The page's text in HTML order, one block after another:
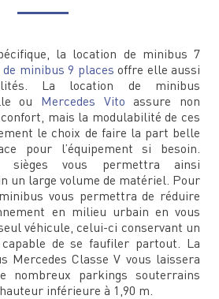
la location de minibus 7
minibus 9 places offre elle aussi
La location de minibus
ou Mercedes Vito assure non
mais la modulabilité de ces
le choix de faire la part belle
pour l’équipement si besoin.
sièges vous permettra ainsi
un large volume de matériel. Pour
vous permettra de réduire
en milieu urbain en vous
véhicule, celui-ci conservant un
de se faufiler partout. La
Mercedes Classe V vous laissera
nombreux parkings souterrains
inférieure à 1,90 m.